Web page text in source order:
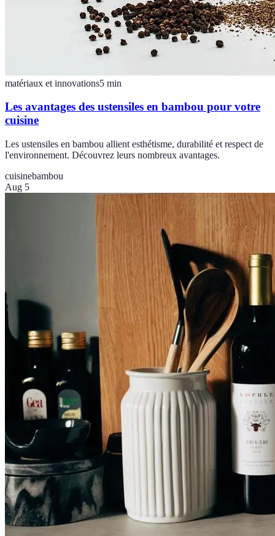
matériaux et innovations5 min
Les avantages des ustensiles en bambou pour votre
cuisine
Les ustensiles en bambou allient esthétisme, durabilité et respect de
l'environnement. Découvrez leurs nombreux avantages.
cuisinebambou
Aug 5